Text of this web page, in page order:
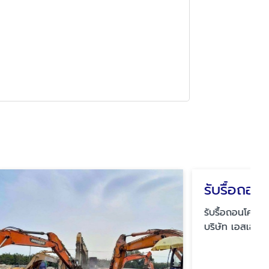
รับรื้อถอน
รับรื้อถอนโครงสร้าง โกดัง อาคาร -
บริษัท เอสเอสพี พรีซิชั่น ทูลลิ่ง จำกัด